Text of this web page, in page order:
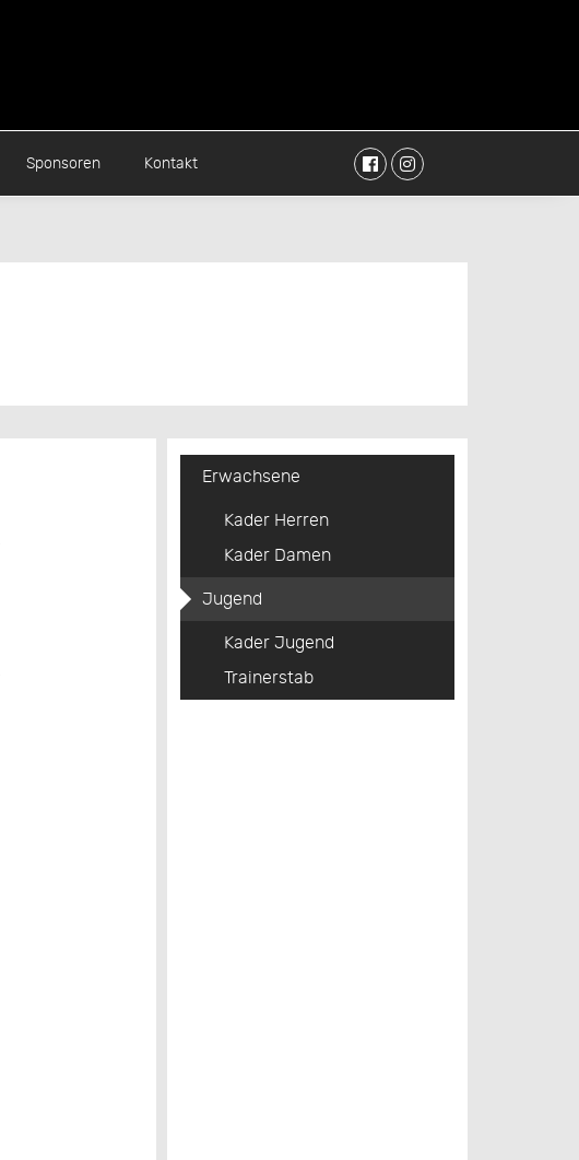
FacebookInstagram
Sponsoren Kontakt
Erwachsene
Kader Herren
Kader Damen
Jugend
Kader Jugend
Trainerstab